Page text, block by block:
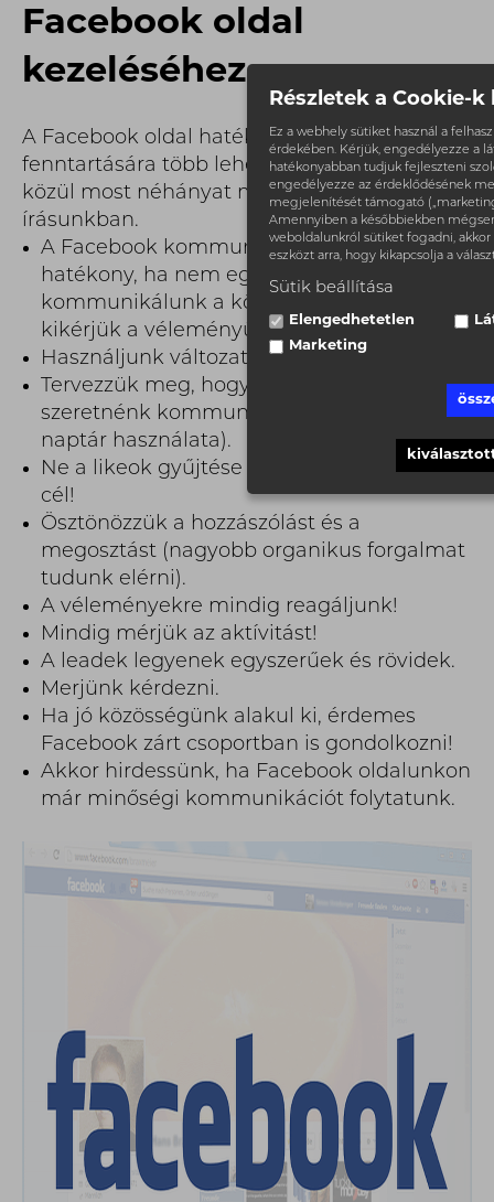
Facebook oldal
kezeléséhez
A Facebook oldal hatékony működésének
fenntartására több lehetőség is adott. Ezek
közül most néhányat megosztunk
írásunkban.
A Facebook kommunikáció, akkor lesz
hatékony, ha nem egyoldalúan
kommunikálunk a követőinkkel, hanem
kikérjük a véleményüket.
Használjunk változatos posztokat.
Tervezzük meg, hogy, mikor, mit
szeretnénk kommunikálni (jó segítség egy
naptár használata).
Ne a likeok gyűjtése legyen a legfontosabb
cél!
Ösztönözzük a hozzászólást és a
megosztást (nagyobb organikus forgalmat
tudunk elérni).
A véleményekre mindig reagáljunk!
Mindig mérjük az aktívitást!
A leadek legyenek egyszerűek és rövidek.
Merjünk kérdezni.
Ha jó közösségünk alakul ki, érdemes
Facebook zárt csoportban is gondolkozni!
Akkor hirdessünk, ha Facebook oldalunkon
már minőségi kommunikációt folytatunk.
Részletek a Cookie-k
Ez a webhely sütiket használ a
érdekében. Kérjük, engedélyezze a
hatékonyabban tudjuk fejleszteni
engedélyezze az érdeklődésének
megjelenítését támogató
Amennyiben a későbbiekben
weboldalunkról sütiket fogadni, akkor
eszközt arra, hogy kikapcsolja a
Sütik beállítása
Elengedhetetlen
Marketing